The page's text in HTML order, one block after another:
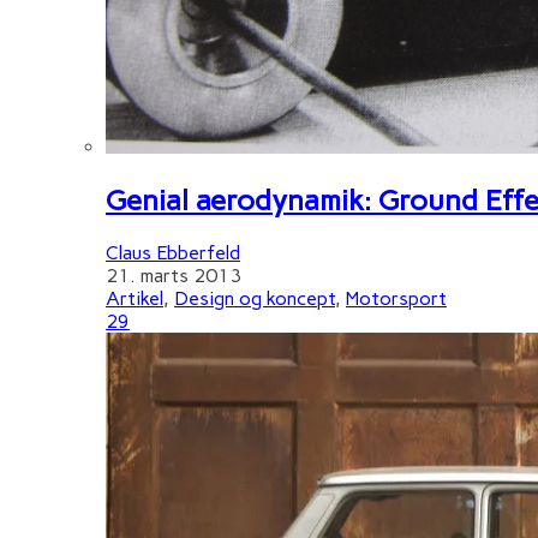
Genial aerodynamik: Ground
Claus Ebberfeld
21. marts 2013
Artikel, Design og koncept, Motorsport
29